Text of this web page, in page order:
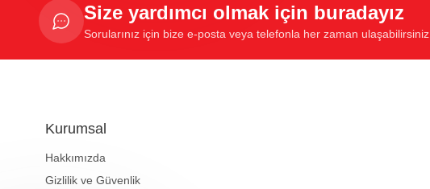
Size yardımcı olmak için buradayız
Sorularınız için bize e-posta veya telefonla her zaman ulaşabilirsiniz.
Kurumsal
Hakkımızda
Gizlilik ve Güvenlik